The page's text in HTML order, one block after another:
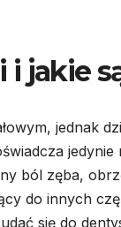
i jakie
jednak
ból zęba,
do innych
się do